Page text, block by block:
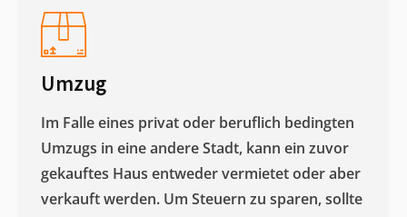
Umzug
Im Falle eines privat oder beruflich bedingten
Umzugs in eine andere Stadt, kann ein zuvor
gekauftes Haus entweder vermietet oder aber
verkauft werden. Um Steuern zu sparen, sollte